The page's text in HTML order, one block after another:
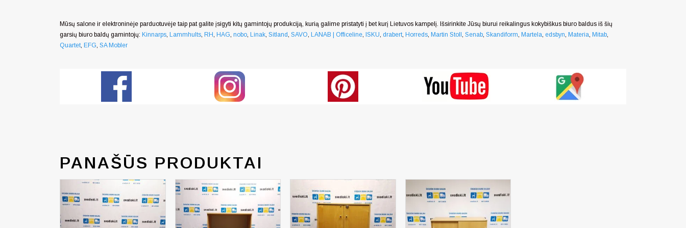
Mūsų salone ir elektroninėje parduotuvėje taip pat galite įsigyti kitų gamintojų produkciją, kurią galime pristatyti į bet kurį Lietuvos kampelį. Išsirinkite Jūsų biurui reikalingus kokybiškus biuro baldus iš šių
garsių biuro baldų gamintojų: Kinnarps, Lammhults, RH, HAG, nobo, Linak, Sitland, SAVO, LANAB | Officeline, ISKU, drabert, Horreds, Martin Stoll , Senab, Skandiform, Martela, edsbyn, Materia, Mitab,
Quartet, EFG, SA Mobler
PANAŠŪS PRODUKTAI